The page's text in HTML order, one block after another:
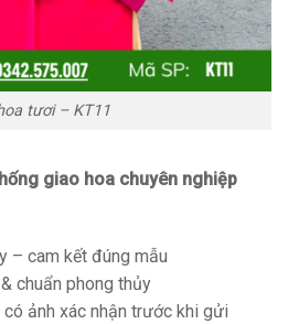
tươi – KT11
giao hoa chuyên nghiệp
– cam kết đúng mẫu
chuẩn phong thủy
có ảnh xác nhận trước khi gửi